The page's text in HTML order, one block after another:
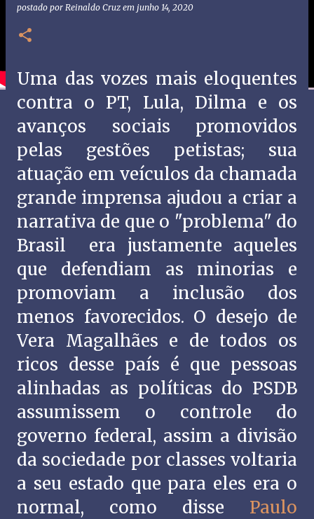
postado por Reinaldo Cruz em junho 14, 2020
Uma das vozes mais eloquentes
contra o PT, Lula, Dilma e os
avanços sociais promovidos
pelas gestões petistas; sua
atuação em veículos da chamada
grande imprensa ajudou a criar a
narrativa de que o "problema" do
Brasil era justamente aqueles
que defendiam as minorias e
promoviam a inclusão dos
menos favorecidos. O desejo de
Vera Magalhães e de todos os
ricos desse país é que pessoas
alinhadas as políticas do PSDB
assumissem o controle do
governo federal, assim a divisão
da sociedade por classes voltaria
a seu estado que para eles era o
normal, como disse Paulo